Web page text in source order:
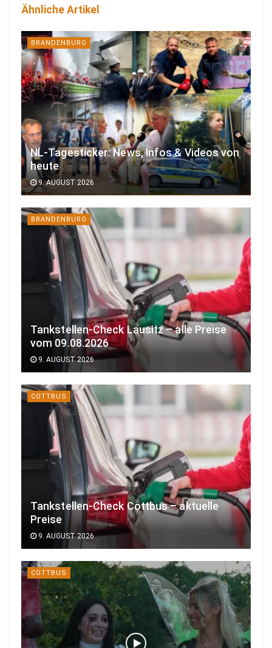
Ähnliche Artikel
BRANDENBURG
NL-Tagesticker: News, Infos & Videos von
heute
9. AUGUST 2026
BRANDENBURG
Tankstellen-Check Lausitz – alle Preise
vom 09.08.2026
9. AUGUST 2026
COTTBUS
Tankstellen-Check Cottbus – aktuelle
Preise
9. AUGUST 2026
COTTBUS